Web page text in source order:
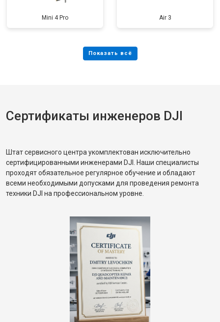
Mini 4 Pro Air 3
Сертификаты инженеров DJI
Штат сервисного центра укомплектован исключительно
сертифицированными инженерами DJI. Наши специалисты
проходят обязательное регулярное обучение и обладают
всеми необходимыми допусками для проведения ремонта
техники DJI на профессиональном уровне.